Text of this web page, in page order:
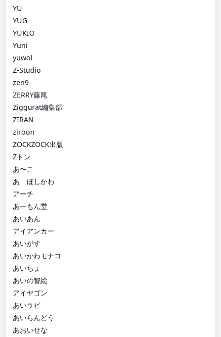
YU
YUG
YUKIO
Yuni
yuwol
Z-Studio
zen9
ZERRY藤尾
Ziggurat編集部
ZIRAN
ziroon
ZOCKZOCK出版
Zトン
あ〜こ
あゝほしかわ
アーチ
あーもん堂
あいあん
アイアンカー
あいがす
あいかわモナコ
あいちょ
あいの智絵
アイヤゴン
あいラビ
あいらんどう
あおいせな